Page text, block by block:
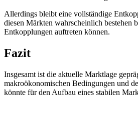
Allerdings bleibt eine vollständige
diesen Märkten wahrscheinlich bestehen
Entkopplungen auftreten können.
Fazit
Insgesamt ist die aktuelle Marktlage
makroökonomischen Bedingungen und
könnte für den Aufbau eines stabilen